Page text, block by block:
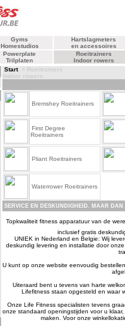
Gyms
Homestudios
Hartslagmeters
en accessoires
Powerplate
Trilplaten
Roeitrainers
Indoor rowers
Start> Roeitrainers
Indoor rowers
Bremshey Roeitrainers
First Degree
Roeitrainers
Pliant Roeitrainers
Waterrower Roeitrainers
SERVICE EN DESKUNDIGHEID. MAAR DAN
Topkwaliteit fitness apparatuur van de
inclusief gratis
UNIEK in Nederland en Belgie: Wij
deskundig levering en installatie door
U kunt op onze website eenvoudig
Uiteraard bent u tevens van harte
Lifefitness staan opgesteld en waar
Onze Life Fitness specialisten tevens
onze standaard openingstijden voor u
maken. Voor onze